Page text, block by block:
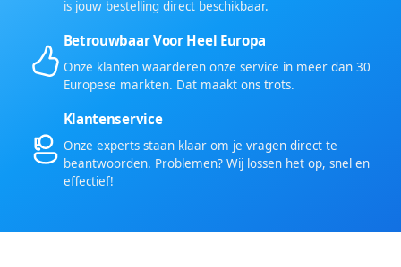
is jouw bestelling direct beschikbaar.
Betrouwbaar Voor Heel Europa
Onze klanten waarderen onze service in meer dan 30
Europese markten. Dat maakt ons trots.
Klantenservice
Onze experts staan klaar om je vragen direct te
beantwoorden. Problemen? Wij lossen het op, snel en
effectief!